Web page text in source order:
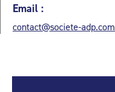
Email :
contact@societe-adp.com